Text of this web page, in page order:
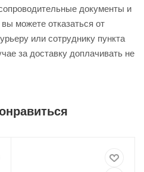
документы и
можете отказаться от
или сотруднику пункта
за доставку доплачивать не